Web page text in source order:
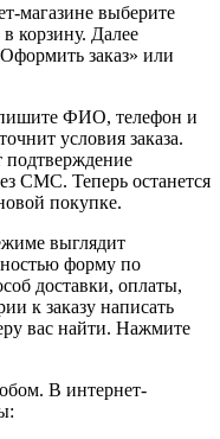
магазине выберите
корзину. Далее
заказ» или
ФИО, телефон и
условия заказа.
подтверждение
СМС. Теперь останется
покупке.
выглядит
форму по
доставки, оплаты,
к заказу написать
вас найти. Нажмите
В интернет-